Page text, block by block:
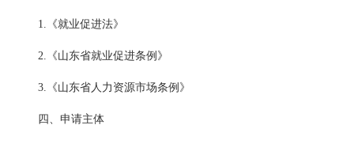
1.《就业促进法》
2.《山东省就业促进条例》
3.《山东省人力资源市场条例》
四、申请主体